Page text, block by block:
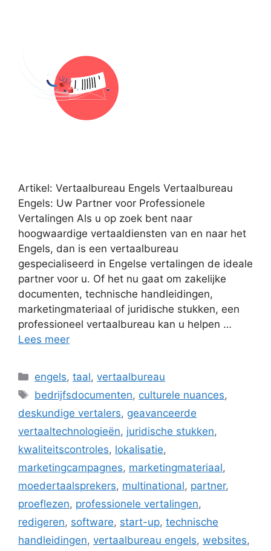
Artikel: Vertaalbureau Engels Vertaalbureau
Engels: Uw Partner voor Professionele
Vertalingen Als u op zoek bent naar
hoogwaardige vertaaldiensten van en naar het
Engels, dan is een vertaalbureau
gespecialiseerd in Engelse vertalingen de ideale
partner voor u. Of het nu gaat om zakelijke
documenten, technische handleidingen,
marketingmateriaal of juridische stukken, een
professioneel vertaalbureau kan u helpen …
Lees meer
Categorieën
engels,taal,vertaalbureau
Tags
bedrijfsdocumenten, culturele nuances,
deskundige vertalers, geavanceerde
vertaaltechnologieën, juridische stukken,
kwaliteitscontroles, lokalisatie,
marketingcampagnes, marketingmateriaal,
moedertaalsprekers, multinational, partner,
proeflezen, professionele vertalingen,
redigeren, software, start-up, technische
handleidingen, vertaalbureau engels, websites,